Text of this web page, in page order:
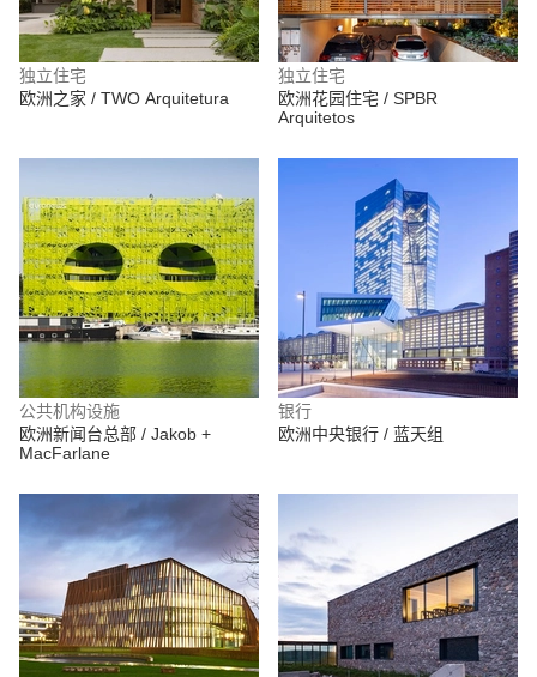
独立住宅
欧洲之家 / TWO Arquitetura
独立住宅
欧洲花园住宅 / SPBR
Arquitetos
公共机构设施
欧洲新闻台总部 / Jakob +
MacFarlane
银行
欧洲中央银行 / 蓝天组